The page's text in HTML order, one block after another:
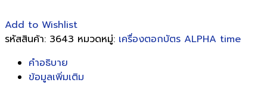
Add to Wishlist
รหัสสินค้า: 3643 หมวดหมู่: เครื่องตอกบัตร ALPHA time
คำอธิบาย
ข้อมูลเพิ่มเติม